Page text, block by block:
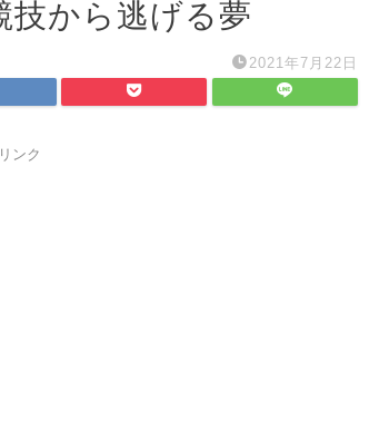
技から逃げる夢
2021年7月22日
ンク